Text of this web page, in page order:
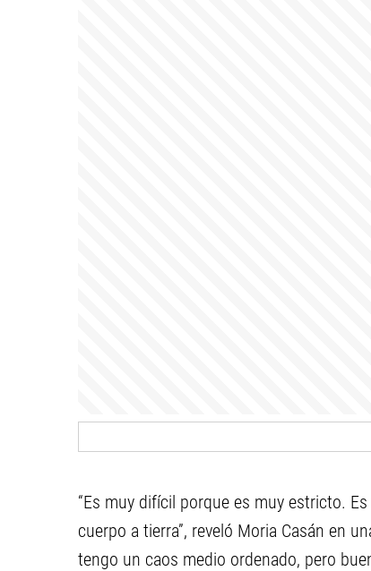
“Es muy difícil porque es muy estricto.
cuerpo a tierra”, reveló Moria Casán en
tengo un caos medio ordenado, pero